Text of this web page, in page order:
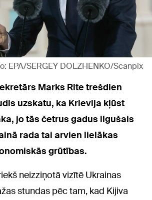
EPA/SERGEY DOLZHENKO/Scanpix
Marks Rite trešdien
uzskatu, ka Krievija kļūst
jo tās četrus gadus ilgušais
rada tai arvien lielākas
grūtības.
neizziņotā vizītē Ukrainas
stundas pēc tam, kad Kijiva